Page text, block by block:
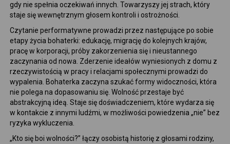
gdy nie spełnia oczekiwań innych. Towarzyszy jej strach, który
staje się wewnętrznym głosem kontroli i ostrożności.
Czytanie performatywne prowadzi przez następujące po sobie
etapy życia bohaterki: edukację, migrację do kolejnych krajów,
pracę w korporacji, próby zakorzenienia się i nieustannego
zaczynania od nowa. Zderzenie ideałów wyniesionych z domu z
rzeczywistością w pracy i relacjami społecznymi prowadzi do
wypalenia. Bohaterka zaczyna szukać formy widoczności, która
nie polega na dopasowaniu się. Wolność przestaje być
abstrakcyjną ideą. Staje się doświadczeniem, które wydarza się
w kontakcie z innymi ludźmi, w możliwości powiedzenia „nie” bez
ryzyka wykluczenia.
„Kto się boi wolności?” łączy osobistą historię z głosami rodziny,